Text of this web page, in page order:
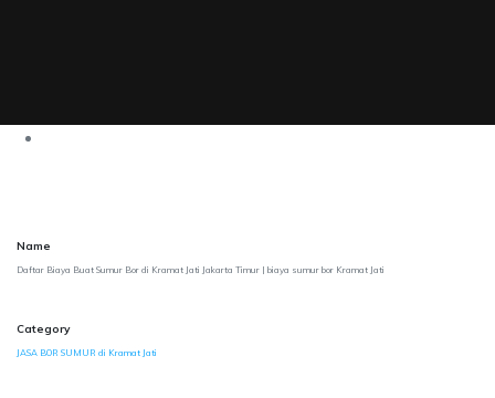
Name
Daftar Biaya Buat Sumur Bor di Kramat Jati Jakarta Timur | biaya sumur bor Kramat Jati
Category
JASA BOR SUMUR di Kramat Jati